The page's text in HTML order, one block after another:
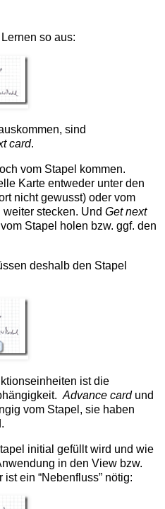
so aus:
sind
card.
vom Stapel kommen.
Karte entweder unter den
nicht gewusst) oder vom
stecken. Und Get next
Stapel holen bzw. ggf. den
deshalb den Stapel
ist die
Advance cardund
vom Stapel, sie haben
initial gefüllt wird und wie
in den View bzw.
ein “Nebenfluss” nötig: